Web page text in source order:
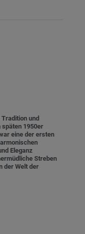
und
späten 1950er
eine der ersten
Eleganz
Streben
der Welt der